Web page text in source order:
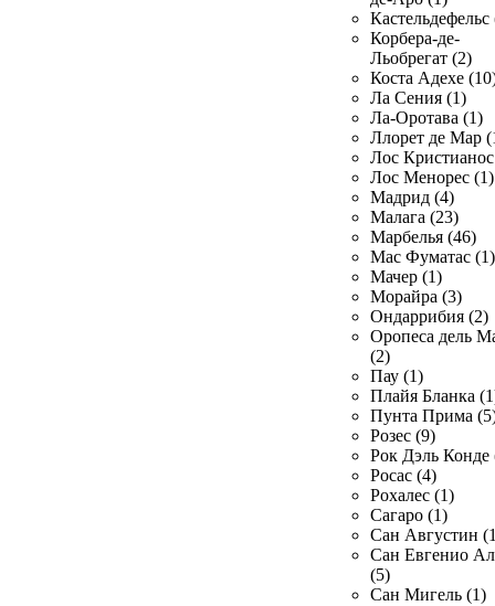
Кастельдефельс
Корбера-де-
Льобрегат (2)
Коста Адехе
Ла Сения (1)
Ла-Оротава (1)
Ллорет де Мар
Лос
Лос Менорес (1)
Мадрид (4)
Малага (23)
Марбелья (46)
Мас Фуматас (1)
Мачер (1)
Морайра (3)
Ондаррибия (2)
Оропеса дель
(2)
Пау (1)
Плайя Бланка
Пунта Прима
Розес (9)
Рок Дэль Конде
Росас (4)
Рохалес (1)
Сагаро (1)
Сан Августин
Сан Евгенио
(5)
Сан Мигель (1)